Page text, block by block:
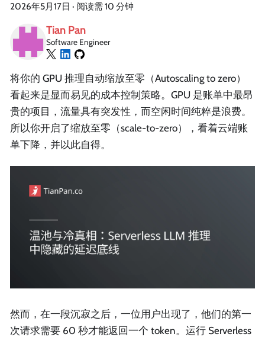
2026年5月17日 · 阅读需 10 分钟
Tian Pan
Software Engineer
将你的 GPU 推理自动缩放至零（Autoscaling to zero）
看起来是显而易见的成本控制策略。GPU 是账单中最昂
贵的项目，流量具有突发性，而空闲时间纯粹是浪费。
所以你开启了缩放至零（scale-to-zero），看着云端账
单下降，并以此自得。
然而，在一段沉寂之后，一位用户出现了，他们的第一
次请求需要 60 秒才能返回一个 token。运行 Serverless